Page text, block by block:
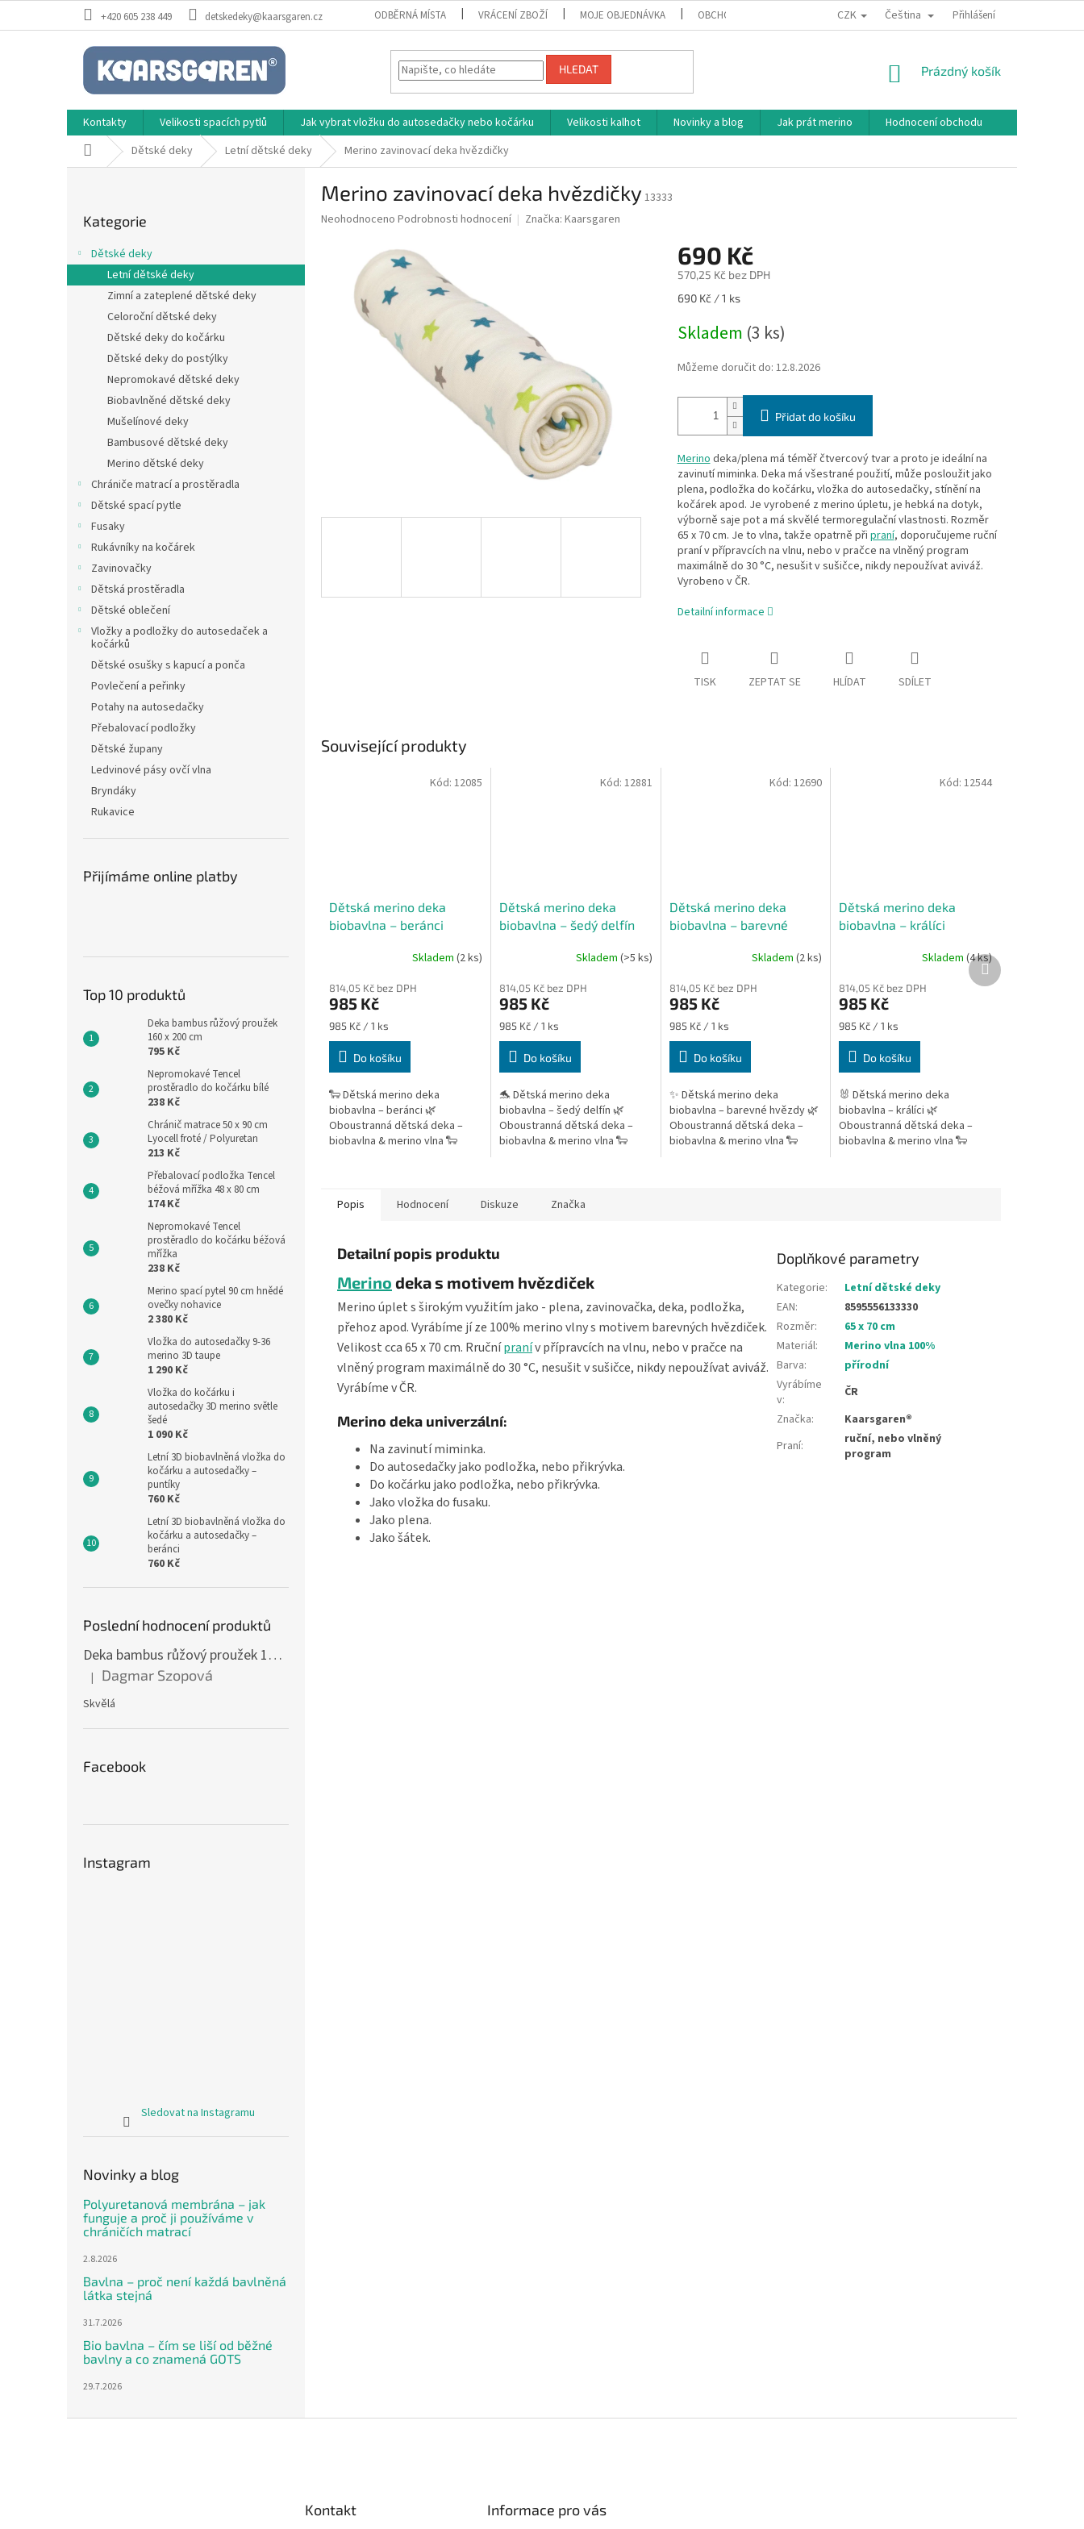
+420 605 238 449 detskedeky@kaarsgaren.cz ODBĚRNÁ MÍSTA VRÁCENÍ ZBOŽÍ MOJE OBJEDNÁVKA OBCHODNÍ PODMÍNKY PODMÍNKY OCHRANY OSOBNÍCH ÚDAJŮ
CZK Čeština Přihlášení
HLEDAT
NÁKUPNÍ
Prázdný košík
Kontakty Velikosti spacích pytlů Jak vybrat vložku do autosedačky nebo kočárku Velikosti kalhot Novinky a blog Jak prát merino
Hodnocení obchodu
Domů Dětské deky Letní dětské deky Merino zavinovací deka hvězdičky
a
n
kategorie
Kategorie
Dětské deky
Letní dětské deky
Zimní a zateplené dětské deky
Celoroční dětské deky
Dětské deky do kočárku
Dětské deky do postýlky
Nepromokavé dětské deky
Biobavlněné dětské deky
Mušelínové deky
Bambusové dětské deky
Merino dětské deky
Chrániče matrací a prostěradla
Dětské spací pytle
Fusaky
Rukávníky na kočárek
Zavinovačky
Dětská prostěradla
Dětské oblečení
Vložky a podložky do autosedaček a
kočárků
Dětské osušky s kapucí a ponča
Povlečení a peřinky
Potahy na autosedačky
Přebalovací podložky
Dětské župany
Ledvinové pásy ovčí vlna
Bryndáky
Rukavice
Přijímáme online platby
Top 10 produktů
Deka bambus růžový proužek
160 x 200 cm
795 Kč
Nepromokavé Tencel
prostěradlo do kočárku bílé
238 Kč
Chránič matrace 50 x 90 cm
Lyocell froté / Polyuretan
213 Kč
Přebalovací podložka Tencel
béžová mřížka 48 x 80 cm
174 Kč
Nepromokavé Tencel
prostěradlo do kočárku béžová
mřížka
238 Kč
Merino spací pytel 90 cm hnědé
ovečky nohavice
2 380 Kč
Vložka do autosedačky 9-36
merino 3D taupe
1 290 Kč
Vložka do kočárku i
autosedačky 3D merino světle
šedé
1 090 Kč
Letní 3D biobavlněná vložka do
kočárku a autosedačky –
puntíky
760 Kč
Letní 3D biobavlněná vložka do
kočárku a autosedačky –
beránci
760 Kč
Poslední hodnocení produktů
Deka bambus růžový proužek 160 x 200 cm
Hodnocení produktu je 5 z 5 hvězdiček.
| Dagmar Szopová
Skvělá
Facebook
Instagram
Sledovat na Instagramu
Novinky a blog
Polyuretanová membrána – jak
funguje a proč ji používáme v
chráničích matrací
2.8.2026
Bavlna – proč není každá bavlněná
látka stejná
31.7.2026
Bio bavlna – čím se liší od běžné
bavlny a co znamená GOTS
29.7.2026
Merino zavinovací deka hvězdičky 13333
Průměrné
hvězdiček.
Neohodnoceno Podrobnosti hodnocení Značka: Kaarsgaren
690 Kč
570,25 Kč bez DPH
Měrná
690 Kč / 1 ks
Skladem (3 ks)
Můžeme doručit do: 12.8.2026
Přidat do košíku
Merinodeka/plena má téměř čtvercový tvar a proto je ideální na
zavinutí miminka. Deka má všestrané použití, může posloužit jako
plena, podložka do kočárku, vložka do autosedačky, stínění na
kočárek apod. Je vyrobené z merino úpletu, je hebká na dotyk,
výborně saje pot a má skvělé termoregulační vlastnosti. Rozměr
65 x 70 cm. Je to vlna, takže opatrně při praní, doporučujeme ruční
praní v přípravcích na vlnu, nebo v pračce na vlněný program
maximálně do 30 °C, nesušit v sušičce, nikdy nepoužívat aviváž.
Vyrobeno v ČR.
Detailní informace
TISK ZEPTAT SE HLÍDAT SDÍLET
Související produkty
Dětská merino deka
biobavlna – beránci
Skladem (2 ks)
814,05 Kč bez DPH
985 Kč
Měrná
cena:
985 Kč / 1 ks
Do košíku
🐑 Dětská merino deka
biobavlna – beránci 🌿
Oboustranná dětská deka –
biobavlna & merino vlna 🐑
Kód: 12085
Dětská merino deka
biobavlna – šedý delfín
Skladem (>5 ks)
814,05 Kč bez DPH
985 Kč
Měrná
cena:
985 Kč / 1 ks
Do košíku
🐬 Dětská merino deka
biobavlna – šedý delfín 🌿
Oboustranná dětská deka –
biobavlna & merino vlna 🐑
Kód: 12881
Dětská merino deka
biobavlna – barevné
Skladem(2 ks)
814,05 Kč bez DPH
985 Kč
Měrná
cena:
985 Kč / 1 ks
Do košíku
✨ Dětská merino deka
biobavlna – barevné hvězdy 🌿
Oboustranná dětská deka –
biobavlna & merino vlna 🐑
Kód:12690
Dětská merino deka
biobavlna – králíci
Skladem (4 ks)
814,05 Kč bez DPH
985 Kč
Měrná
cena:
985 Kč / 1 ks
Do košíku
🐰 Dětská merino deka
biobavlna – králíci 🌿
Oboustranná dětská deka –
biobavlna & merino vlna 🐑
Kód: 12544
Další
produkt
Popis Hodnocení Diskuze Značka
Detailní popis produktu
Merino deka s motivem hvězdiček
Merino úplet s širokým využitím jako - plena, zavinovačka, deka, podložka,
přehoz apod. Vyrábíme jí ze 100% merino vlny s motivem barevných hvězdiček.
Velikost cca 65 x 70 cm. Rručnípranív přípravcích na vlnu, nebo v pračce na
vlněný program maximálně do 30 °C, nesušit v sušičce, nikdy nepoužívat aviváž.
Vyrábíme v ČR.
Merino deka univerzální:
Na zavinutí miminka.
Do autosedačky jako podložka, nebo přikrývka.
Do kočárku jako podložka, nebo přikrývka.
Jako vložka do fusaku.
Jako plena.
Jako šátek.
Doplňkové parametry
Kategorie:
Letní dětské deky
EAN:
8595556133330
Rozměr:
65 x 70 cm
Materiál:
Merino vlna 100%
Barva:
přírodní
Vyrábíme
v:
ČR
Značka:
Kaarsgaren®
Praní:
ruční, nebo vlněný
program
Kontakt Informace pro vás